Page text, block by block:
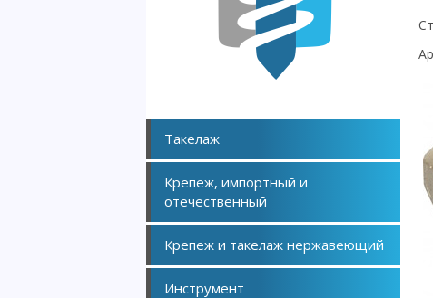
Такелаж
Крепеж, импортный и
отечественный
Крепеж и такелаж нержавеющий
Инструмент